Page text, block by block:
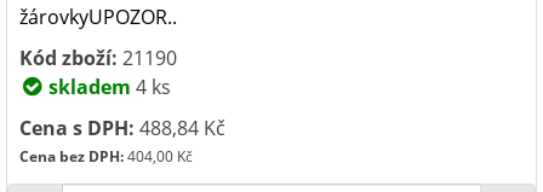
žárovkyUPOZOR..
Kód zboží: 21190
skladem 4 ks
Cena s DPH: 488,84 Kč
Cena bez DPH:404,00 Kč